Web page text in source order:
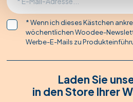
* Wenn ich dieses Kästchen
wöchentlichen Woodee-
Werbe-E-Mails zu
Laden Sie
in den Store Ihrer